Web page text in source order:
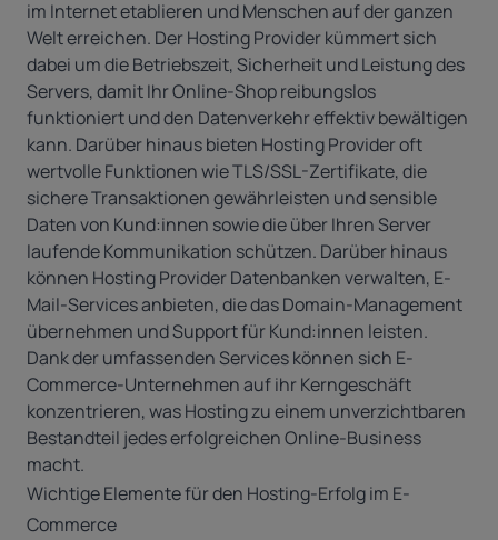
im Internet etablieren und Menschen auf der ganzen
Welt erreichen. Der Hosting Provider kümmert sich
dabei um die Betriebszeit, Sicherheit und Leistung des
Servers, damit Ihr Online-Shop reibungslos
funktioniert und den Datenverkehr effektiv bewältigen
kann. Darüber hinaus bieten Hosting Provider oft
wertvolle Funktionen wieTLS/SSL-Zertifikate, die
sichere Transaktionen gewährleisten und sensible
Daten von Kund:innen sowie die über Ihren Server
laufende Kommunikation schützen. Darüber hinaus
können Hosting Provider Datenbanken verwalten, E-
Mail-Services anbieten, die dasDomain-Management
übernehmen und Support für Kund:innen leisten.
Dank der umfassenden Services können sich E-
Commerce-Unternehmen auf ihr Kerngeschäft
konzentrieren, was Hosting zu einem unverzichtbaren
Bestandteil jedes erfolgreichen Online-Business
macht.
Wichtige Elemente für den Hosting-Erfolg im E-
Commerce